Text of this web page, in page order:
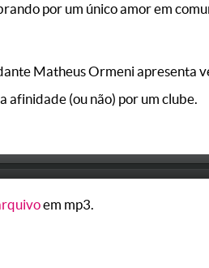
por um único amor em
Matheus Ormeni apresenta
afinidade (ou não) por um clube.
em mp3.